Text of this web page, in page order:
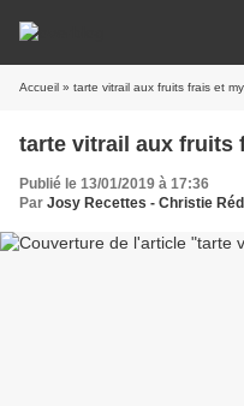
Accueil » tarte vitrail aux fruits frais et
tarte vitrail aux fruits
Publié le 13/01/2019 à 17:36
Par Josy Recettes - Christie